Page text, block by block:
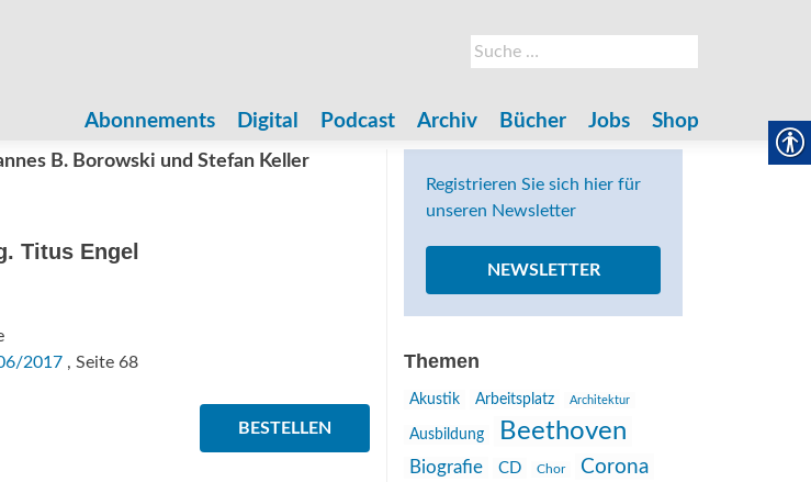
Suche
nach:
Abonnements Digital Podcast Archiv Bücher Jobs Shop
B. Borowski und Stefan Keller
Titus Engel
2017, Seite 68
BESTELLEN
Registrieren Sie sich hier für
unseren Newsletter
NEWSLETTER
Themen
Akustik Arbeitsplatz Architektur
Ausbildung Beethoven
Biografie CD Chor Corona